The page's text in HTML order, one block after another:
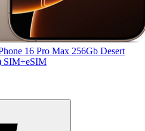
16 Pro Max 256Gb Desert
SIM+eSIM